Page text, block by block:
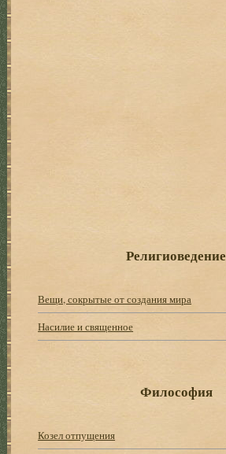
Религиоведение
Вещи, сокрытые от создания мира
Насилие и священное
Философия
Козел отпущения